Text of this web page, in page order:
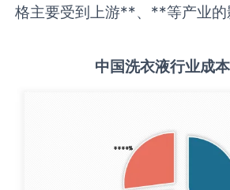
格主要受到上游**、**等产业的
中国洗衣液行业成